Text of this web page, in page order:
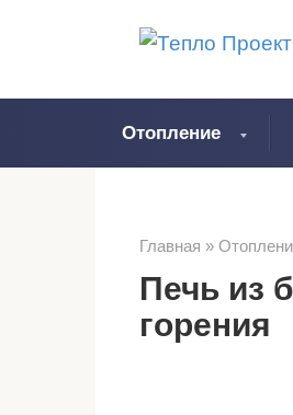
Отопление
Главная »
Печь из
горения